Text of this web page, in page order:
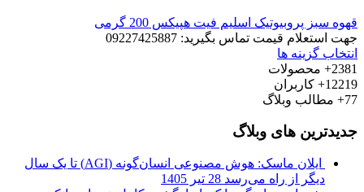
قهوه سبز پروبیوتیک اسلیم فیت هپیکس 200 گرمی
جهت استعلام قیمت تماس بگیرید: 09227425887
انتخاب گزینه ها
2381+
محصولات
12219+
کاربران
77+
مطالب وبلاگ
جدیدترین های وبلاگ
ایلان ماسک: هوش مصنوعی انسان‌گونه (AGI) تا یک سال
دیگر از راه می‌رسد 28 تیر 1405